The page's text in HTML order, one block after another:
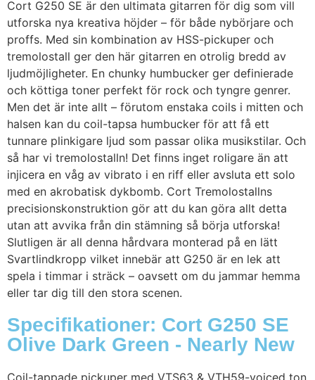
Cort G250 SE är den ultimata gitarren för dig som vill
utforska nya kreativa höjder – för både nybörjare och
proffs. Med sin kombination av HSS-pickuper och
tremolostall ger den här gitarren en otrolig bredd av
ljudmöjligheter. En chunky humbucker ger definierade
och köttiga toner perfekt för rock och tyngre genrer.
Men det är inte allt – förutom enstaka coils i mitten och
halsen kan du coil-tapsa humbucker för att få ett
tunnare plinkigare ljud som passar olika musikstilar. Och
så har vi tremolostalln! Det finns inget roligare än att
injicera en våg av vibrato i en riff eller avsluta ett solo
med en akrobatisk dykbomb. Cort Tremolostallns
precisionskonstruktion gör att du kan göra allt detta
utan att avvika från din stämning så börja utforska!
Slutligen är all denna hårdvara monterad på en lätt
Svartlindkropp vilket innebär att G250 är en lek att
spela i timmar i sträck – oavsett om du jammar hemma
eller tar dig till den stora scenen.
Specifikationer: Cort G250 SE
Olive Dark Green - Nearly New